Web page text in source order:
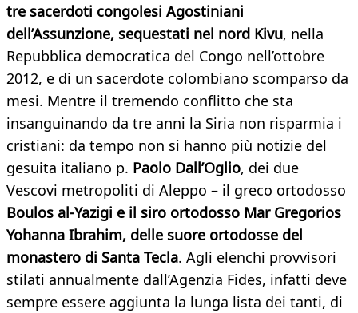
tre sacerdoti congolesi Agostiniani
dell’Assunzione, sequestati nel nord Kivu, nella
Repubblica democratica del Congo nell’ottobre
2012, e di un sacerdote colombiano scomparso da
mesi. Mentre il tremendo conflitto che sta
insanguinando da tre anni la Siria non risparmia i
cristiani: da tempo non si hanno più notizie del
gesuita italiano p. Paolo Dall’Oglio, dei due
Vescovi metropoliti di Aleppo – il greco ortodosso
Boulos al-Yazigi e il siro ortodosso Mar Gregorios
Yohanna Ibrahim, delle suore ortodosse del
monastero di Santa Tecla. Agli elenchi provvisori
stilati annualmente dall’Agenzia Fides, infatti deve
sempre essere aggiunta la lunga lista dei tanti, di